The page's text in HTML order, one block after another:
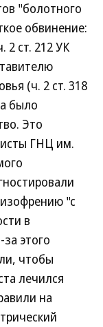
"болотного
обвинение:
2 ст. 212 УК
(ч. 2 ст. 318
было
Это
ГНЦ им.
"с
в
этого
чтобы
лечился
на